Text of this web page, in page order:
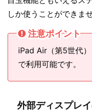
しか使うことができませ
注意ポイント
iPad Air（第5世代
で利用可能です。
外部ディスプレ